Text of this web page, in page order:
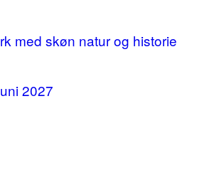
med skøn natur og historie
2027